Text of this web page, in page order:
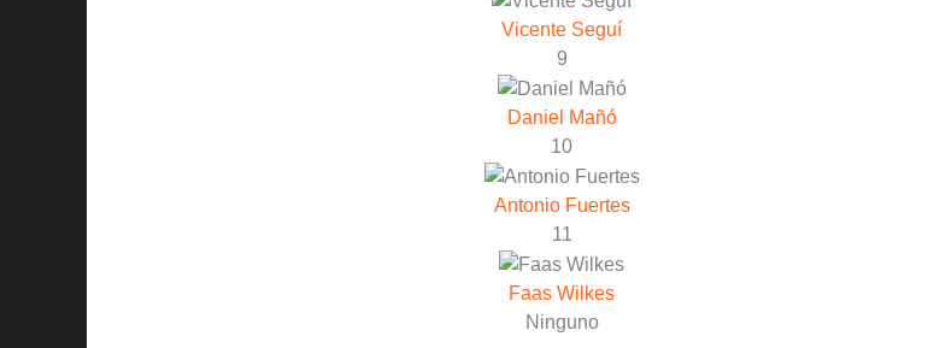
Vicente Seguí
9
Daniel Mañó
10
Antonio Fuertes
11
Faas Wilkes
Ninguno